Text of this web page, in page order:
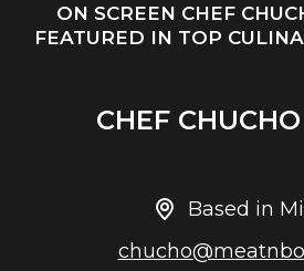
ON SCREEN CHEF
FEATURED IN TOP
CHEF
Based in